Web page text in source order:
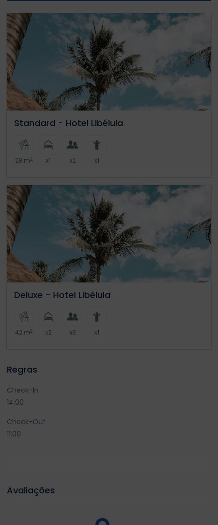
Standard - Hotel Libélula
28 m2 x1 x2 x1
Deluxe - Hotel Libélula
42 m2 x2 x3 x1
Regras
Check-In
14:00
Check-Out
11:00
Avaliações